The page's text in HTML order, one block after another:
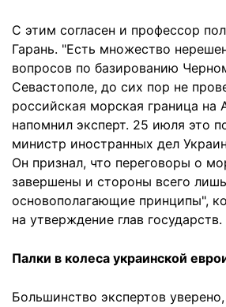
С этим согласен и профессор
Гарань. "Есть множество
вопросов по базированию
Севастополе, до сих пор не
российская морская граница на
напомнил эксперт. 25 июля это
министр иностранных дел
Он признал, что переговоры о
завершены и стороны всего
основополагающие принципы",
на утверждение глав государств.
Палки в колеса украинской
Большинство экспертов